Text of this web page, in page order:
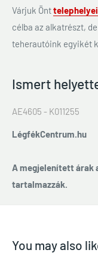
Várjuk Önt
célba az alkatrészt,
teherautóink egyikét
Ismert
AE4605 - K011255
LégfékCentrum.hu
A megjelenített árak
tartalmazzák.
You may also